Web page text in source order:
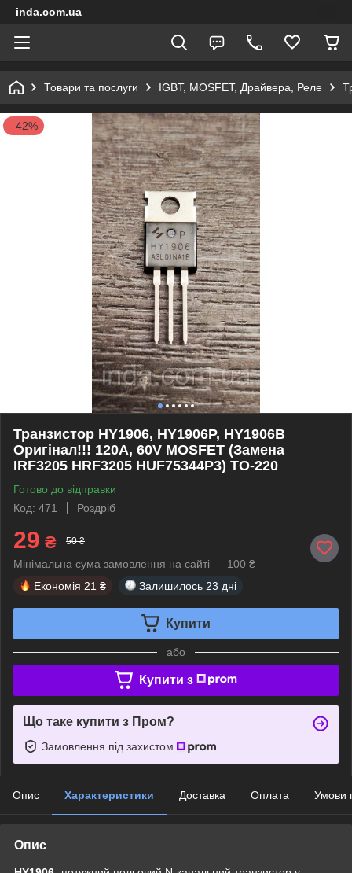
inda.com.ua
Товари та послуги IGBT, MOSFET, Драйвера, Реле
–42%
Транзистор HY1906, HY1906P, HY1906B
Оригінал!!! 120A, 60V MOSFET (Замена
IRF3205 HRF3205 HUF75344P3) TO-220
Готово до відправки
Код: 471
Роздріб
29 ₴ 50 ₴
Мінімальна сума замовлення на сайті — 100 ₴
Економія 21 ₴ Залишилось 23 дні
Купити
або
Купити з
Що таке купити з Пром?
Замовлення під захистом
Опис Характеристики Доставка Оплата Умови
Опис